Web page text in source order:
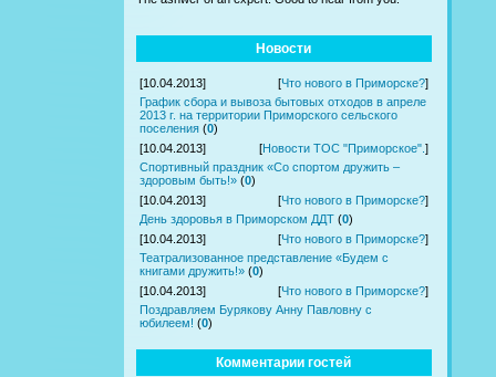
Новости
[10.04.2013] [Что нового в Приморске?]
График сбора и вывоза бытовых отходов в апреле
2013 г. на территории Приморского сельского
поселения (0)
[10.04.2013]
[Новости ТОС "Приморское". ]
Спортивный праздник «Со спортом дружить –
здоровым быть!» (0)
[10.04.2013]
[Что нового в Приморске?]
День здоровья в Приморском ДДТ (0)
[10.04.2013]
[Что нового в Приморске?]
Театрализованное представление «Будем с
книгами дружить!» (0)
[10.04.2013]
[Что нового в Приморске?]
Поздравляем Бурякову Анну Павловну с
юбилеем! (0)
Комментарии гостей